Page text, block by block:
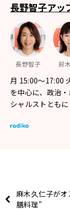
長野智子アッ
長野智子 鈴
月 15:00～17:00
を中心に、政治
シャルストとも
麻木久仁子がオ
膳料理”